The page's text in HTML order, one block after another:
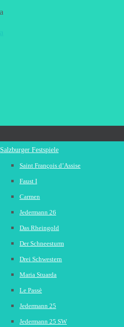
Salzburger Festspiele
Saint François d’Assise
Faust I
Carmen
Jedermann 26
Das Rheingold
Der Schneesturm
Drei Schwestern
Maria Stuarda
Le Passè
Jedermann 25
Jedermann 25 SW